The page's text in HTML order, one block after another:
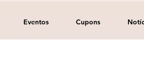
Eventos Cupons